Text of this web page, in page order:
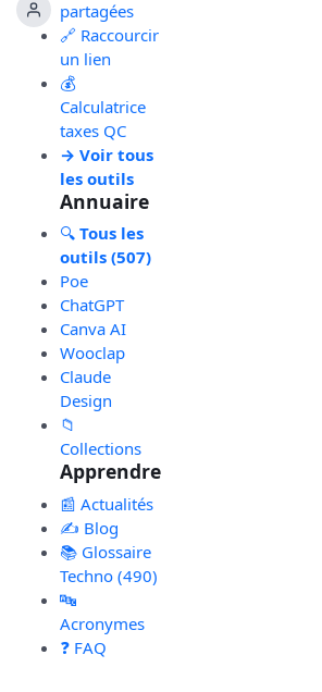
partagées
🔗 Raccourcir
un lien
💰
Calculatrice
taxes QC
→ Voir tous
les outils
Annuaire
🔍 Tous les
outils (507)
Poe
ChatGPT
Canva AI
Wooclap
Claude
Design
📁
Collections
Apprendre
📰 Actualités
✍️ Blog
📚 Glossaire
Techno (490)
🔤
Acronymes
❓ FAQ